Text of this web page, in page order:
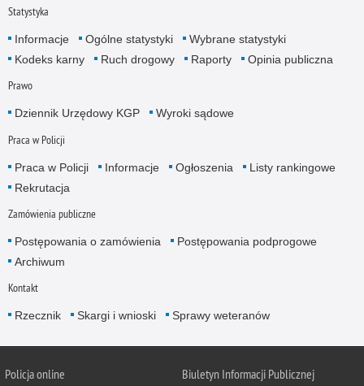
Statystyka
Informacje Ogólne statystyki
Wybrane statystyki
Kodeks karny
Ruch drogowy Raporty Opinia publiczna
Prawo
Dziennik Urzędowy KGP Wyroki sądowe
Praca w Policji
Praca w Policji Informacje Ogłoszenia
Listy rankingowe
Rekrutacja
Zamówienia publiczne
Postępowania o zamówienia
Postępowania podprogowe
Archiwum
Kontakt
Rzecznik Skargi i wnioski Sprawy weteranów
Policjaonline Biuletyn Informacji Publicznej